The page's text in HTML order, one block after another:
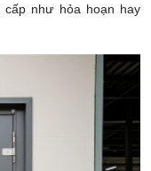
như hỏa hoạn hay